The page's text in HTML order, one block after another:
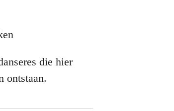
die hier
ontstaan.